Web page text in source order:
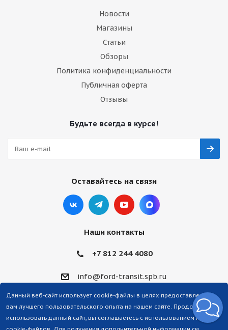
Новости
Магазины
Статьи
Обзоры
Политика конфиденциальности
Публичная оферта
Отзывы
Будьте всегда в курсе!
Оставайтесь на связи
Наши контакты
+7 812 244 4080
info@ford-transit.spb.ru
Данный веб-сайт использует cookie-файлы в целях предоставления
вам лучшего пользовательского опыта на нашем сайте. Продолжая
использовать данный сайт, вы соглашаетесь с использованием нами